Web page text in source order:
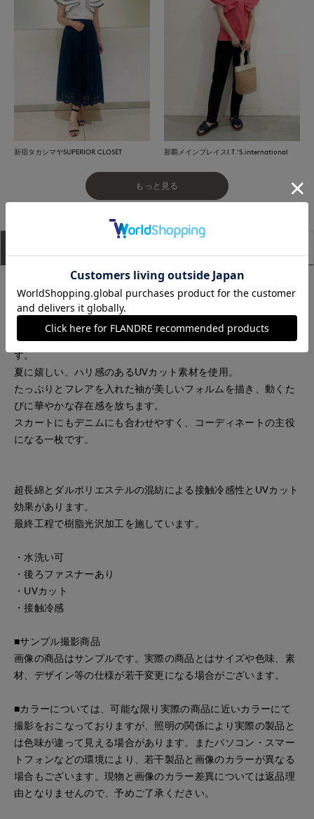
新宿タカシマヤSUPERIOR CLOSET 那覇メインプレイスI.T.'S.international
もっと見る
涼しげなクルーネックが魅力のフレア袖ブラウス。
ホワイトは衿ぐりとフリル袖口に細いブラックのパイピングを
施し、きりっと上品な印象に。
レッドは同色パイピングで、すっきりと洗練された仕上がりで
す。
夏に嬉しい、ハリ感のあるUVカット素材を使用。
たっぷりとフレアを入れた袖が美しいフォルムを描き、動くた
びに華やかな存在感を放ちます。
スカートにもデニムにも合わせやすく、コーディネートの主役
になる一枚です。
超長綿とダルポリエステルの混紡による接触冷感性とUVカット
効果があります。
最終工程で樹脂光沢加工を施しています。
・水洗い可
・後ろファスナーあり
・UVカット
・接触冷感
■サンプル撮影商品
画像の商品はサンプルです。実際の商品とはサイズや色味、素
材、デザイン等の仕様が若干変更になる場合がございます。
■カラーについては、可能な限り実際の商品に近いカラーにて
撮影をおこなっておりますが、照明の関係により実際の製品と
は色味が違って見える場合があります。またパソコン・スマー
トフォンなどの環境により、若干製品と画像のカラーが異なる
場合もございます。現物と画像のカラー差異については返品理
由となりませんので、予めご了承ください。